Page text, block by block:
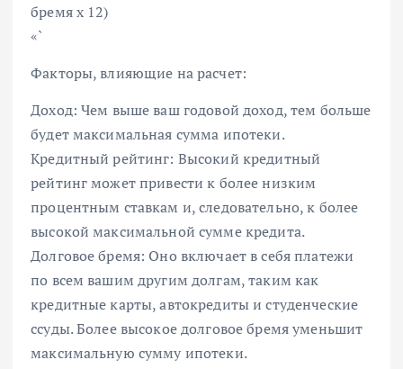
бремя x 12)
«`
Факторы, влияющие на расчет:
Доход: Чем выше ваш годовой доход, тем больше
будет максимальная сумма ипотеки.
Кредитный рейтинг: Высокий кредитный
рейтинг может привести к более низким
процентным ставкам и, следовательно, к более
высокой максимальной сумме кредита.
Долговое бремя: Оно включает в себя платежи
по всем вашим другим долгам, таким как
кредитные карты, автокредиты и студенческие
ссуды. Более высокое долговое бремя уменьшит
максимальную сумму ипотеки.